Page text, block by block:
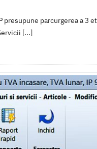
parcurgerea a 3
[...]